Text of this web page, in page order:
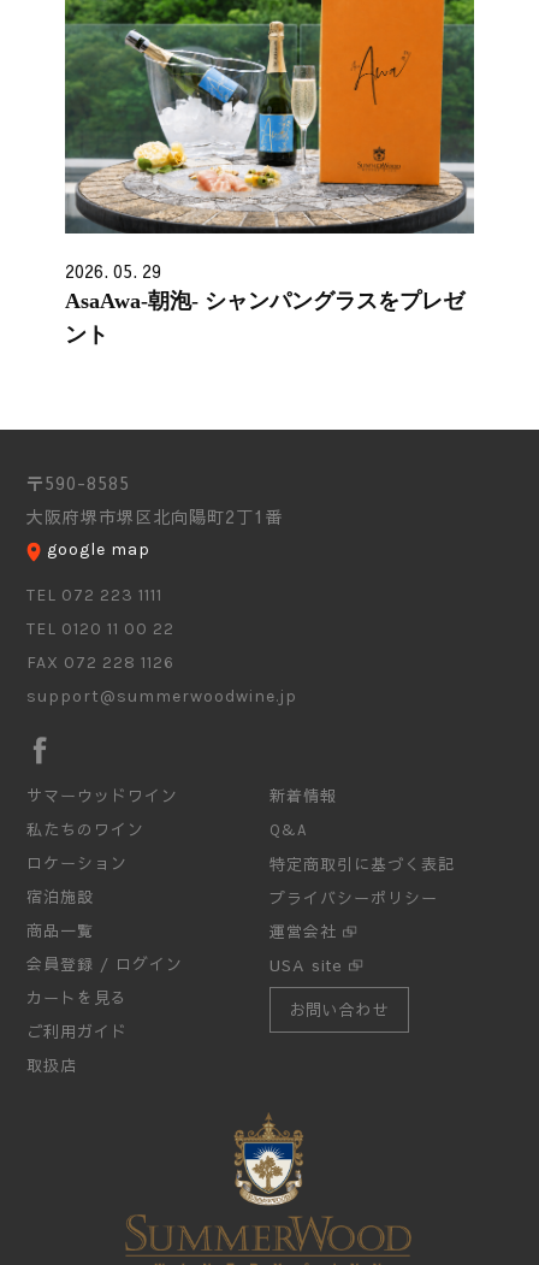
2026. 05. 29
AsaAwa-朝泡- シャンパングラスをプレゼ
ント
〒590-8585
大阪府堺市堺区北向陽町2丁1番
google map
TEL 072 223 1111
TEL 0120 11 00 22
FAX 072 228 1126
support@summerwoodwine.jp
サマーウッドワイン
私たちのワイン
ロケーション
宿泊施設
商品一覧
会員登録 / ログイン
カートを見る
ご利用ガイド
取扱店
新着情報
Q&A
特定商取引に基づく表記
プライバシーポリシー
運営会社
USA site
お問い合わせ